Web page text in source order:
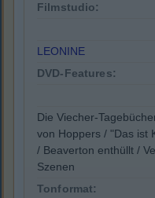
Filmstudio:
LEONINE
DVD-Features:
Die Viecher-
von Hoppers / "Das ist
/ Beaverton enthüllt /
Szenen
Tonformat: